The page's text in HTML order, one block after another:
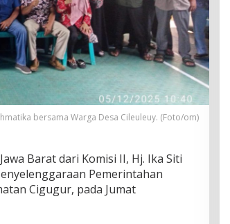
bersama Warga Desa Cileuleuy. (Foto/om)
Barat dari Komisi II, Hj. Ika Siti
Pemerintahan
Cigugur, pada Jumat